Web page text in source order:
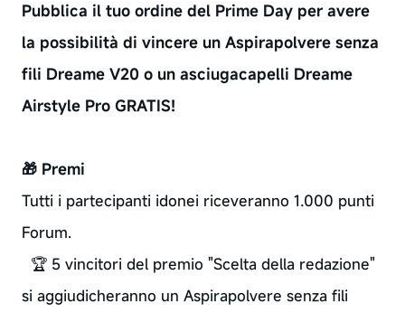
Pubblica il tuo ordine del Prime Day per avere
la possibilità di vincere un Aspirapolvere senza
fili Dreame V20 o un asciugacapelli Dreame
Airstyle Pro GRATIS!
🎁 Premi
Tutti i partecipanti idonei riceveranno 1.000 punti
Forum.
🏆 5 vincitori del premio "Scelta della redazione"
si aggiudicheranno un Aspirapolvere senza fili